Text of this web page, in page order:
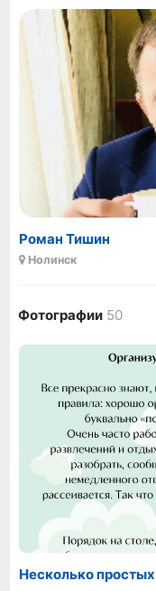
Роман Тишин
Нолинск
Фотографии 50
Несколько